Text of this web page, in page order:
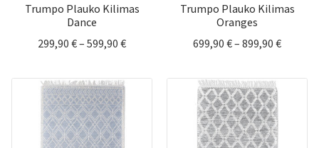
Trumpo Plauko Kilimas
Dance
299,90 €– 599,90 €Price
299,90 €
Trumpo Plauko Kilimas
Oranges
699,90 €– 899,90 €Price
699,90 €